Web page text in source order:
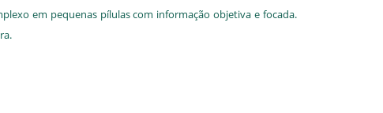
em pequenas pílulas com informação objetiva e focada.